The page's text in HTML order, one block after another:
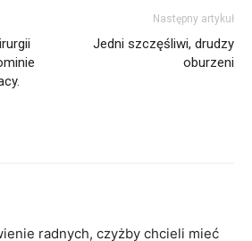
Następny artykuł
Jedni szczęśliwi, drudzy
oburzeni
radnych, czyżby chcieli mieć